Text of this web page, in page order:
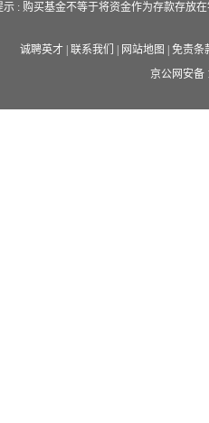
示 : 购买基金不等于将资金作为存款存放
诚聘英才 联系我们 网站地图
免责条
京公网安备